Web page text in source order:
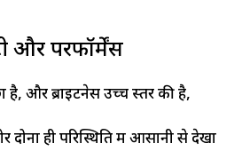
और परफॉर्मेंस
है, और ब्राइटनेस उच्च स्तर की है,
ही परिस्थिति में आसानी से देखा